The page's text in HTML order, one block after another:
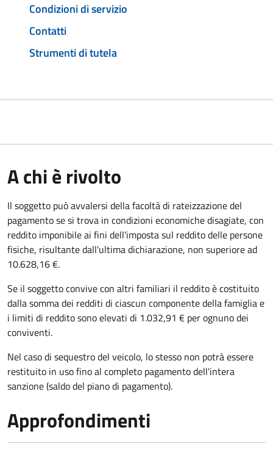
Condizioni di servizio
Contatti
Strumenti di tutela
A chi è rivolto
Il soggetto può avvalersi della facoltà di rateizzazione del
pagamento se si trova in condizioni economiche disagiate, con
reddito imponibile ai fini dell'imposta sul reddito delle persone
fisiche, risultante dall'ultima dichiarazione, non superiore ad
10.628,16 €.
Se il soggetto convive con altri familiari il reddito è costituito
dalla somma dei redditi di ciascun componente della famiglia e
i limiti di reddito sono elevati di 1.032,91 € per ognuno dei
conviventi.
Nel caso di sequestro del veicolo, lo stesso non potrà essere
restituito in uso fino al completo pagamento dell'intera
sanzione (saldo del piano di pagamento).
Approfondimenti